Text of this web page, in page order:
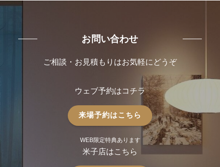
お問い合わせ
ご相談・お見積もりはお気軽にどうぞ
ウェブ予約はコチラ
来場予約はこちら
WEB限定特典あります
米子店はこちら